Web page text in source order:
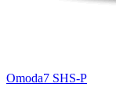
Omoda7 SHS-P